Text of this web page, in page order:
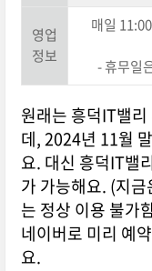
영업
정보
매일
- 휴무일
원래는 흥덕IT밸
데, 2024년 11월
요. 대신 흥덕IT밸
가 가능해요. (지
는 정상 이용 불가
네이버로 미리 예
요.